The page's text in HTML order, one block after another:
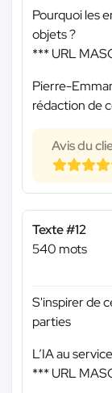
Pourquoi les
objets ?
*** URL
Pierre-
rédaction de
Avis du
Texte #12
540 mots
S'inspirer de
parties
L’IA au
*** URL